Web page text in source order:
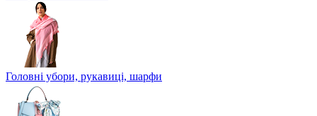
Головні убори, рукавиці, шарфи